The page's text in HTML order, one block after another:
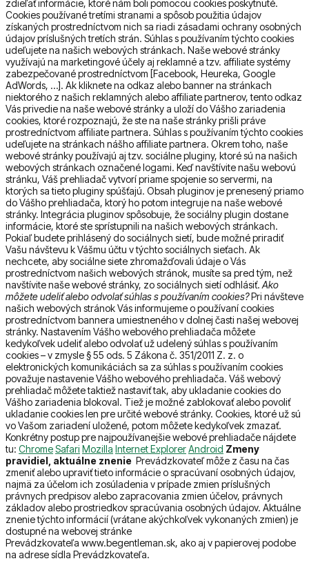
zdieľať informácie, ktoré nám boli pomocou cookies poskytnuté.
Cookies používané tretími stranami a spôsob použitia údajov
získaných prostredníctvom nich sa riadi zásadami ochrany osobných
údajov príslušných tretích strán. Súhlas s používaním týchto cookies
udeľujete na našich webových stránkach. Naše webové stránky
využívajú na marketingové účely aj reklamné a tzv. affiliate systémy
zabezpečované prostredníctvom [Facebook, Heureka, Google
AdWords, …]. Ak kliknete na odkaz alebo banner na stránkach
niektorého z našich reklamných alebo affiliate partnerov, tento odkaz
Vás privedie na naše webové stránky a uloží do Vášho zariadenia
cookies, ktoré rozpoznajú, že ste na naše stránky prišli práve
prostredníctvom affiliate partnera. Súhlas s používaním týchto cookies
udeľujete na stránkach nášho affiliate partnera. Okrem toho, naše
webové stránky používajú aj tzv. sociálne pluginy, ktoré sú na našich
webových stránkach označené logami. Keď navštívite našu webovú
stránku, Váš prehliadač vytvorí priame spojenie so servermi, na
ktorých sa tieto pluginy spúšťajú. Obsah pluginov je prenesený priamo
do Vášho prehliadača, ktorý ho potom integruje na naše webové
stránky. Integrácia pluginov spôsobuje, že sociálny plugin dostane
informácie, ktoré ste sprístupnili na našich webových stránkach.
Pokiaľ budete prihlásený do sociálnych sietí, bude možné priradiť
Vašu návštevu k Vášmu účtu v týchto sociálnych sieťach. Ak
nechcete, aby sociálne siete zhromažďovali údaje o Vás
prostredníctvom našich webových stránok, musíte sa pred tým, než
navštívite naše webové stránky, zo sociálnych sietí odhlásiť. Ako
môžete udeliť alebo odvolať súhlas s používaním cookies?Pri návšteve
našich webových stránok Vás informujeme o používaní cookies
prostredníctvom bannera umiestneného v dolnej časti našej webovej
stránky. Nastavením Vášho webového prehliadača môžete
kedykoľvek udeliť alebo odvolať už udelený súhlas s používaním
cookies – v zmysle § 55 ods. 5 Zákona č. 351/2011 Z. z. o
elektronických komunikáciách sa za súhlas s používaním cookies
považuje nastavenie Vášho webového prehliadača. Váš webový
prehliadač môžete taktiež nastaviť tak, aby ukladanie cookies do
Vášho zariadenia blokoval. Tiež je možné zablokovať alebo povoliť
ukladanie cookies len pre určité webové stránky. Cookies, ktoré už sú
vo Vašom zariadení uložené, potom môžete kedykoľvek zmazať.
Konkrétny postup pre najpoužívanejšie webové prehliadače nájdete
tu: ChromeSafari Mozilla Internet ExplorerAndroid Zmeny
pravidiel, aktuálne znenie Prevádzkovateľ môže z času na čas
zmeniť alebo upraviť tieto informácie o spracúvaní osobných údajov,
najmä za účelom ich zosúladenia v prípade zmien príslušných
právnych predpisov alebo zapracovania zmien účelov, právnych
základov alebo prostriedkov spracúvania osobných údajov. Aktuálne
znenie týchto informácií (vrátane akýchkoľvek vykonaných zmien) je
dostupné na webovej stránke
Prevádzkovateľa www.begentleman.sk, ako aj v papierovej podobe
na adrese sídla Prevádzkovateľa.